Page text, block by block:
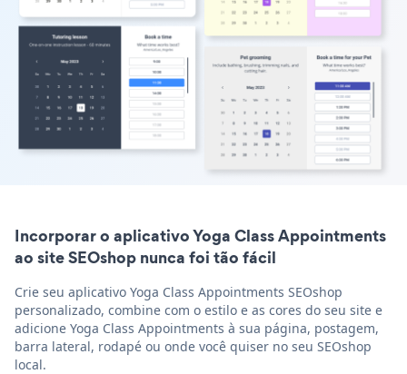
Incorporar o aplicativo Yoga Class Appointments
ao site SEOshop nunca foi tão fácil
Crie seu aplicativo Yoga Class Appointments SEOshop
personalizado, combine com o estilo e as cores do seu site e
adicione Yoga Class Appointments à sua página, postagem,
barra lateral, rodapé ou onde você quiser no seu SEOshop
local.